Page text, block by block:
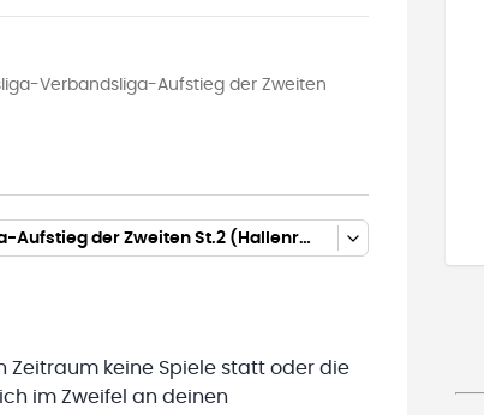
Verbandsliga-Aufstieg der Zweiten
Frauen-Landesliga-Verbandsliga-Aufstieg der Zweiten St.2 (Hallenrunde 2025/2026)
Zeitraum keine Spiele statt oder die
im Zweifel an deinen